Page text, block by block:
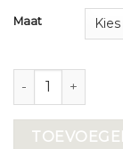
Maat
groene trui aantal